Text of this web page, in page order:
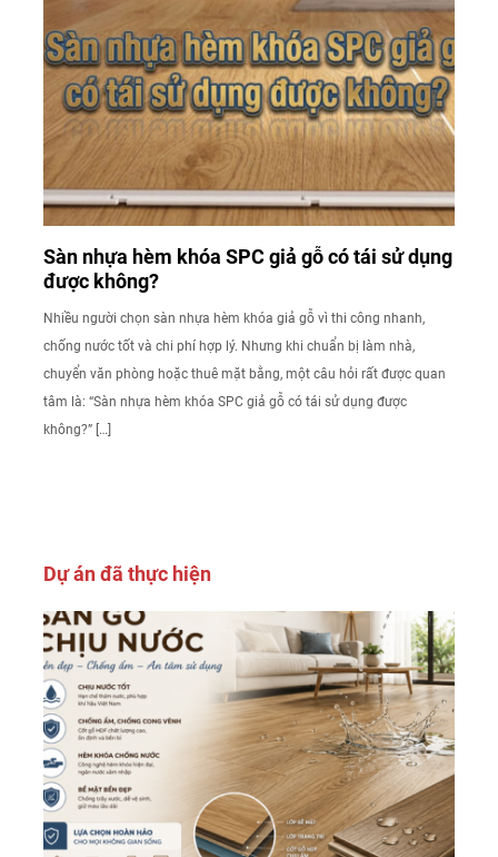
Sàn nhựa hèm khóa SPC giả gỗ có tái sử dụng
được không?
Nhiều người chọn sàn nhựa hèm khóa giả gỗ vì thi công nhanh,
chống nước tốt và chi phí hợp lý. Nhưng khi chuẩn bị làm nhà,
chuyển văn phòng hoặc thuê mặt bằng, một câu hỏi rất được quan
tâm là: “Sàn nhựa hèm khóa SPC giả gỗ có tái sử dụng được
không?” […]
Dự án đã thực hiện